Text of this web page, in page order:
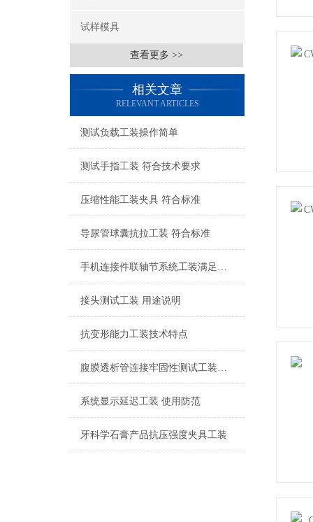
试样模具
查看更多 >>
相关文章
RELEVANT ARTICLES
测试负载工装操作简单
测试手指工装 符合技术要求
压缩性能工装夹具 符合标准
导尿管球囊抗拉工装 符合标准
手机连接件联轴节系统工装满足标准
接头测试工装 用途说明
抗变形能力工装技术特点
腹膜透析管连接牢固性测试工装砝码15N、10N
系统显示延迟工装 使用防范
牙科学石膏产品抗压强度夹具工装